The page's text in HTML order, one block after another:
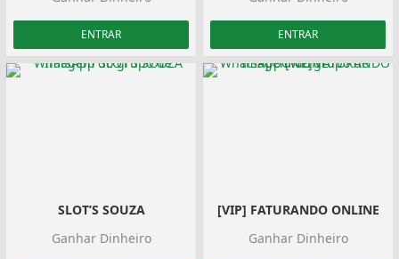
ENTRAR ENTRAR
SLOT’S SOUZA
Ganhar Dinheiro
[VIP] FATURANDO ONLINE
Ganhar Dinheiro